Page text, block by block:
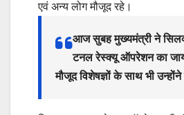
एवं अन्य लोग मौजूद रहे।
आज सुबह मुख्यमंत्री ने
टनल रेस्क्यू ऑपरेशन का
मौजूद विशेषज्ञों के साथ भी